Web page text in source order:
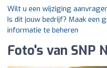
Wilt u een wijziging
Is dit jouw bedrijf? Maak een
informatie te beheren
Foto's van SNP